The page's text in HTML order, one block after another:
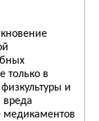
только в
и
вреда